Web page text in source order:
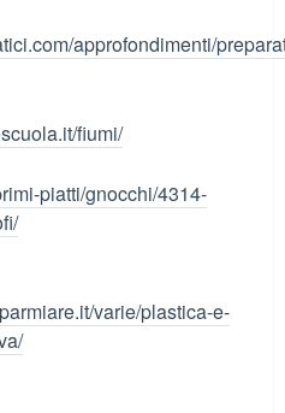
approfondimenti/
fiumi/
piatti/gnocchi/4314-
varie/plastica-e-